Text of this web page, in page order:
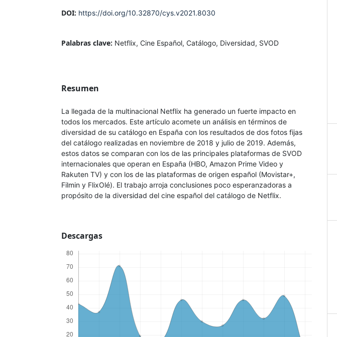
DOI: https://doi.org/10.32870/cys.v2021.8030
Palabras clave: Netflix, Cine Español, Catálogo, Diversidad, SVOD
Resumen
La llegada de la multinacional Netflix ha generado un fuerte impacto en
todos los mercados. Este artículo acomete un análisis en términos de
diversidad de su catálogo en España con los resultados de dos fotos fijas
del catálogo realizadas en noviembre de 2018 y julio de 2019. Además,
estos datos se comparan con los de las principales plataformas de SVOD
internacionales que operan en España (HBO, Amazon Prime Video y
Rakuten TV) y con los de las plataformas de origen español (Movistar+,
Filmin y FlixOlé). El trabajo arroja conclusiones poco esperanzadoras a
propósito de la diversidad del cine español del catálogo de Netflix.
Descargas